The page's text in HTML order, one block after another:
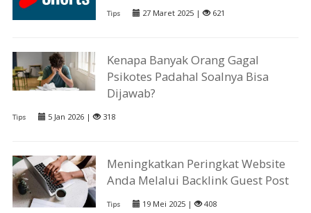
Tips 27 Maret 2025 | 621
Kenapa Banyak Orang Gagal
Psikotes Padahal Soalnya Bisa
Dijawab?
Tips 5 Jan 2026 | 318
Meningkatkan Peringkat Website
Anda Melalui Backlink Guest Post
Tips 19 Mei 2025 | 408